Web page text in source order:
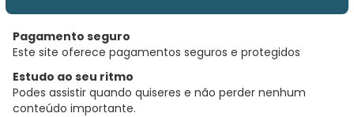
Pagamento seguro
Este site oferece pagamentos seguros e protegidos
Estudo ao seu ritmo
Podes assistir quando quiseres e não perder nenhum
conteúdo importante.